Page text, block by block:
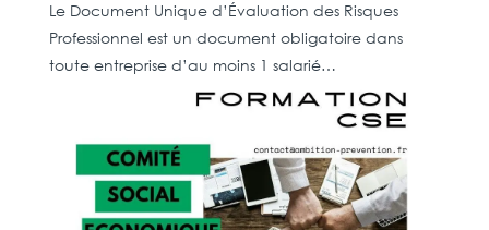
Le Document Unique d’Évaluation des Risques
Professionnel est un document obligatoire dans
toute entreprise d’au moins 1 salarié…